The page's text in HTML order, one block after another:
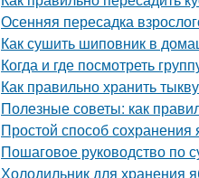
Осенняя пересадка
Как сушить шиповник в
Когда и где посмотреть
Как правильно хранить
Полезные советы: как
Простой способ сохранения
Пошаговое руководство по
Холодильник для хранения